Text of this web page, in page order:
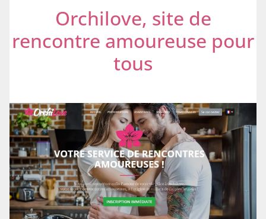
Orchilove, site de
rencontre amoureuse pour
tous